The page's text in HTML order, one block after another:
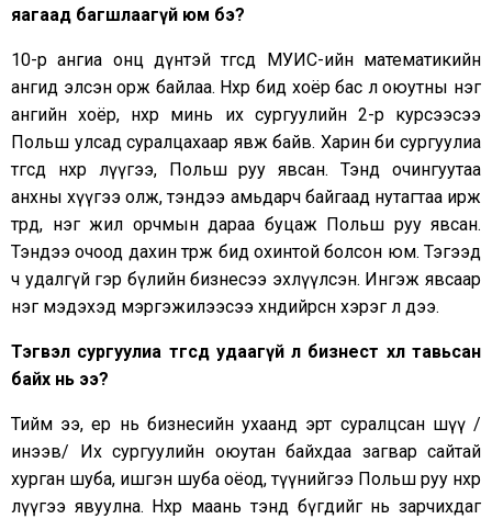
яагаад багшлаагүй юм бэ?
10-р ангиа онц дүнтэй төгсөөд МУИС-ийн математикийн
ангид элсэн орж байлаа. Нөхөр бид хоёр бас л оюутны нэг
ангийн хоёр, нөхөр минь их сургуулийн 2-р курсээсээ
Польш улсад суралцахаар явж байв. Харин би сургуулиа
төгсөөд нөхөр лүүгээ, Польш руу явсан. Тэнд очингуутаа
анхны хүүгээ олж, тэндээ амьдарч байгаад нутагтаа ирж
төрөөд, нэг жил орчмын дараа буцаж Польш руу явсан.
Тэндээ очоод дахин төрж бид охинтой болсон юм. Тэгээд
ч удалгүй гэр бүлийн бизнесээ эхлүүлсэн. Ингэж явсаар
нэг мэдэхэд мэргэжилээсээ хөндийрсөн хэрэг л дээ.
Тэгвэл сургуулиа төгсөөд удаагүй л бизнест хөл тавьсан
байх нь ээ?
Тийм ээ, ер нь бизнесийн ухаанд эрт суралцсан шүү /
инээв/ Их сургуулийн оюутан байхдаа загвар сайтай
хурган шуба, ишгэн шуба оёод, түүнийгээ Польш руу нөхөр
лүүгээ явуулна. Нөхөр маань тэнд бүгдийг нь зарчихдаг